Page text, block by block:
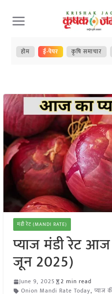
Skip
to
content
होम ई-पेपर कृषि समाचार
मंडी रेट (MANDI RATE)
प्याज मंडी रेट
जून 2025)
June 9, 2025
2 min read
Onion Mandi Rate Today, प्याज